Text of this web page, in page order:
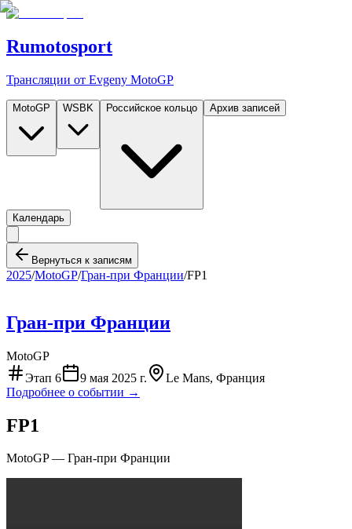
Rumotosport
Трансляции от Evgeny MotoGP
MotoGP WSBK Российское кольцо Архив записей
Календарь
Вернуться к записям
2025/MotoGP/Гран-при Франции/FP1
Гран-при Франции
MotoGP
Этап 6 9 мая 2025 г.
Le Mans, Франция
Подробнее о событии →
FP1
MotoGP— Гран-при Франции